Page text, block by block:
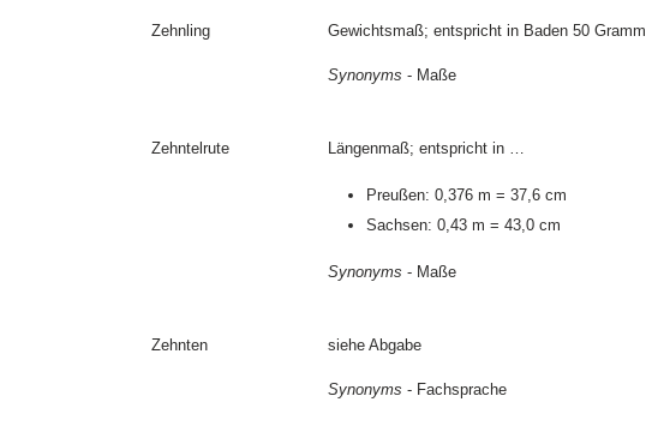
Zehnling Gewichtsmaß; entspricht in Baden 50 Gramm
Synonyms - Maße
Zehntelrute Längenmaß; entspricht in …
Preußen: 0,376 m = 37,6 cm
Sachsen: 0,43 m = 43,0 cm
Synonyms - Maße
Zehnten siehe Abgabe
Synonyms - Fachsprache